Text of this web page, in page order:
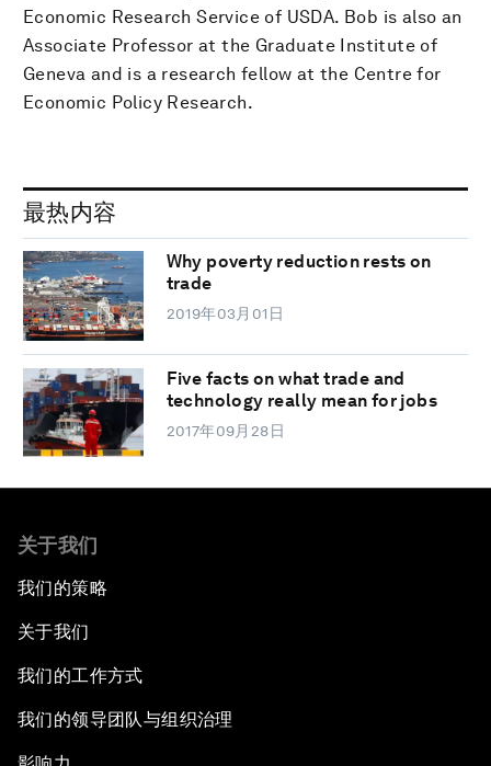
Economic Research Service of USDA. Bob is also an
Associate Professor at the Graduate Institute of
Geneva and is a research fellow at the Centre for
Economic Policy Research.
最热内容
Why poverty reduction rests on
trade
2019年03月01日
Five facts on what trade and
technology really mean for jobs
2017年09月28日
关于我们
我们的策略
关于我们
我们的工作方式
我们的领导团队与组织治理